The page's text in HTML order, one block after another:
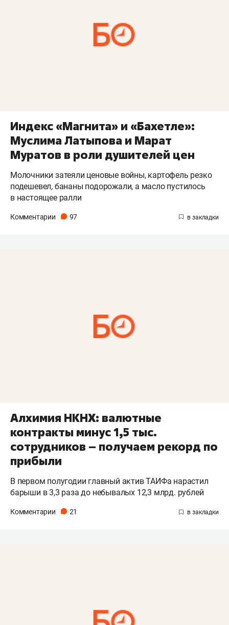
Индекс «Магнита» и «Бахетле»:
Муслима Латыпова и Марат
Муратов в роли душителей цен
Молочники затеяли ценовые войны, картофель резко
подешевел, бананы подорожали, а масло пустилось
в настоящее ралли
Комментарии 97
Алхимия НКНХ: валютные
контракты минус 1,5 тыс.
сотрудников – получаем рекорд по
прибыли
В первом полугодии главный актив ТАИФа нарастил
барыши в 3,3 раза до небывалых 12,3 млрд. рублей
Комментарии 21